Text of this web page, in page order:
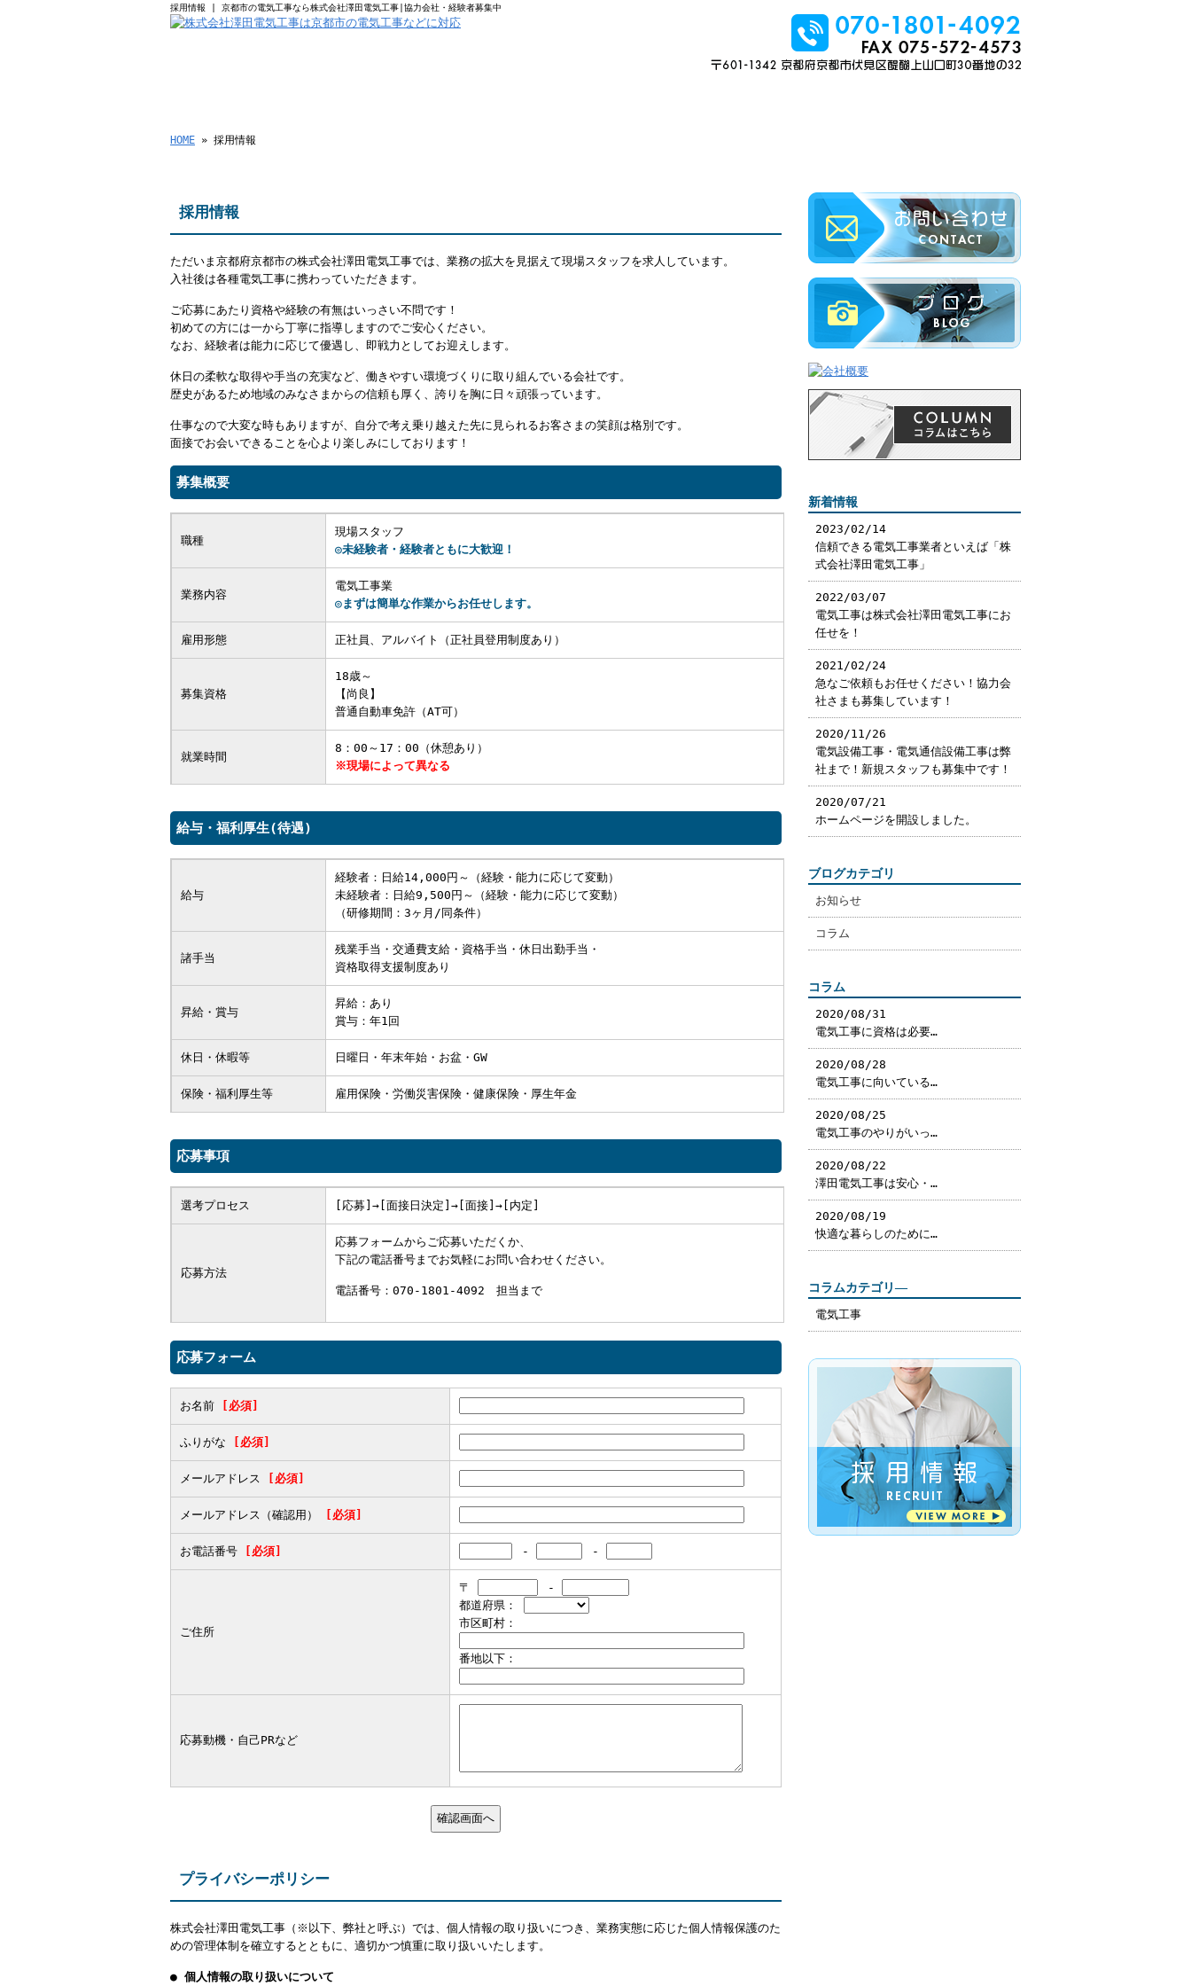
採用情報 | 京都市の電気工事なら株式会社澤田電気工事|協力会社・経験者募集中
HOME » 採用情報
採用情報
ただいま京都府京都市の株式会社澤田電気工事では、業務の拡大を見据えて現場スタッフを求人しています。
入社後は各種電気工事に携わっていただきます。
ご応募にあたり資格や経験の有無はいっさい不問です！
初めての方には一から丁寧に指導しますのでご安心ください。
なお、経験者は能力に応じて優遇し、即戦力としてお迎えします。
休日の柔軟な取得や手当の充実など、働きやすい環境づくりに取り組んでいる会社です。
歴史があるため地域のみなさまからの信頼も厚く、誇りを胸に日々頑張っています。
仕事なので大変な時もありますが、自分で考え乗り越えた先に見られるお客さまの笑顔は格別です。
面接でお会いできることを心より楽しみにしております！
募集概要
職種
現場スタッフ
◎未経験者・経験者ともに大歓迎！
業務内容
電気工事業
◎まずは簡単な作業からお任せします。
雇用形態 正社員、アルバイト（正社員登用制度あり）
募集資格
18歳～
【尚良】
普通自動車免許（AT可）
就業時間
8：00～17：00（休憩あり）
※現場によって異なる
給与・福利厚生(待遇)
給与
経験者：日給14,000円～（経験・能力に応じて変動）
未経験者：日給9,500円～（経験・能力に応じて変動）
（研修期間：3ヶ月/同条件）
諸手当
残業手当・交通費支給・資格手当・休日出勤手当・
資格取得支援制度あり
昇給・賞与
昇給：あり
賞与：年1回
休日・休暇等 日曜日・年末年始・お盆・GW
保険・福利厚生等 雇用保険・労働災害保険・健康保険・厚生年金
応募事項
選考プロセス [応募]→[面接日決定]→[面接]→[内定]
応募方法
応募フォームからご応募いただくか、
下記の電話番号までお気軽にお問い合わせください。
電話番号：070-1801-4092 担当まで
応募フォーム
お名前 [必須]
ふりがな [必須]
メールアドレス [必須]
メールアドレス（確認用） [必須]
お電話番号 [必須] - -
ご住所
〒
-
都道府県：
市区町村：
番地以下：
応募動機・自己PRなど
プライバシーポリシー
株式会社澤田電気工事（※以下、弊社と呼ぶ）では、個人情報の取り扱いにつき、業務実態に応じた個人情報保護のた
めの管理体制を確立するとともに、適切かつ慎重に取り扱いいたします。
● 個人情報の取り扱いについて
新着情報
2023/02/14
信頼できる電気工事業者といえば「株
式会社澤田電気工事」
2022/03/07
電気工事は株式会社澤田電気工事にお
任せを！
2021/02/24
急なご依頼もお任せください！協力会
社さまも募集しています！
2020/11/26
電気設備工事・電気通信設備工事は弊
社まで！新規スタッフも募集中です！
2020/07/21
ホームページを開設しました。
ブログカテゴリ
お知らせ
コラム
コラム
2020/08/31
電気工事に資格は必要…
2020/08/28
電気工事に向いている…
2020/08/25
電気工事のやりがいっ…
2020/08/22
澤田電気工事は安心・…
2020/08/19
快適な暮らしのために…
コラムカテゴリ―
電気工事